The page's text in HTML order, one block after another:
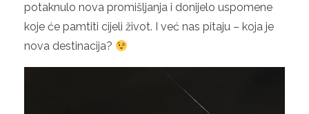
potaknulo nova promišljanja i donijelo uspomene
koje će pamtiti cijeli život. I već nas pitaju – koja je
nova destinacija?